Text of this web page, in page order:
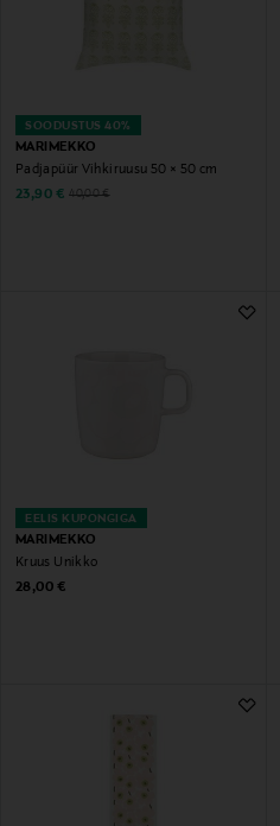
SOODUSTUS 40%
MARIMEKKO
Padjapüür Vihkiruusu 50 × 50 cm
Discounted Price
23,90 € Original Price
40,00 €
EELIS KUPONGIGA
MARIMEKKO
Kruus Unikko
Original Price
28,00 €